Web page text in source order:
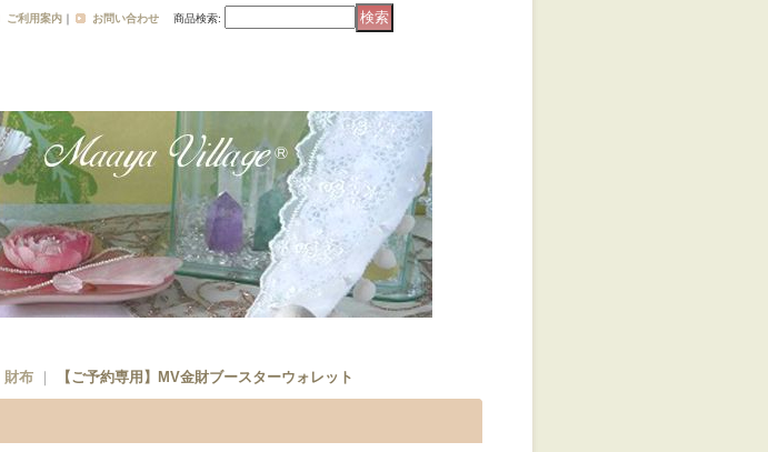
ご利用案内 ｜ お問い合わせ 商品検索:
財布 【ご予約専用】MV金財ブースターウォレット